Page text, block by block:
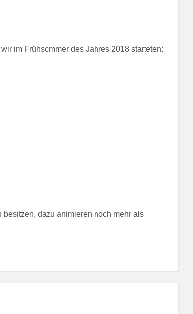
im Frühsommer des Jahres 2018 starteten:
besitzen, dazu animieren noch mehr als